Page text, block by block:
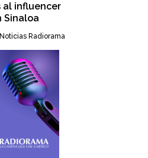
al influencer
Sinaloa
Noticias Radiorama